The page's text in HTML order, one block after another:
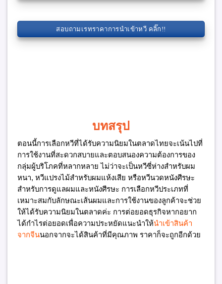
สอบถามเรทราคาการนำเข้าหวี คลิ๊ก!!
บทสรุป
ตอนนี้การเลือกหวีที่ได้รับความนิยมในตลาดไทยจะเน้นไปที่
การใช้งานที่สะดวกสบายและตอบสนองความต้องการของ
กลุ่มผู้บริโภคที่หลากหลาย ไม่ว่าจะเป็นหวีซี่ห่างสำหรับผม
หนา, หวีแปรงไม้สำหรับผมแห้งเสีย หรือหวีนวดหนังศีรษะ
สำหรับการดูแลผมและหนังศีรษะ การเลือกหวีประเภทที่
เหมาะสมกับลักษณะเส้นผมและการใช้งานของลูกค้าจะช่วย
ให้ได้รับความนิยมในตลาดค่ะ การต่อยอดธุรกิจหากอยาก
ได้กำไรต่อยอดเพื่อความประหยัดแนะนำให้นำเข้าสินค้า
จากจีนนอกจากจะได้สินค้าที่มีคุณภาพ ราคาก็จะถูกอีกด้วย